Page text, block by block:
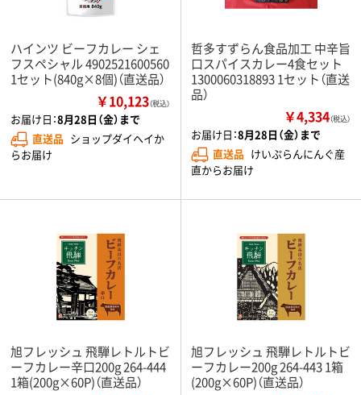
ハインツ ビーフカレー シェ
フスペシャル 4902521600560
1セット(840g×8個)（直送品）
￥10,123（税込）
お届け日：8月28日（金）まで
直送品 ショップダイヘイか
らお届け
哲多すずらん食品加工 中辛旨
口スパイスカレー4食セット
1300060318893 1セット（直送
品）
￥4,334（税込）
お届け日：8月28日（金）まで
直送品 けいぷらんにんぐ産
直からお届け
旭フレッシュ 飛騨レトルトビ
ーフカレー辛口200g 264-444
1箱(200g×60P)（直送品）
旭フレッシュ 飛騨レトルトビ
ーフカレー200g 264-443 1箱
(200g×60P)（直送品）